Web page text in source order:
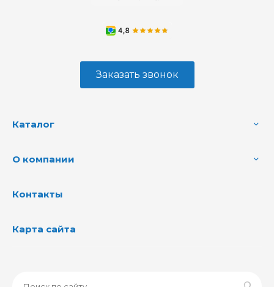
Заказать звонок
Каталог
О компании
Контакты
Карта сайта